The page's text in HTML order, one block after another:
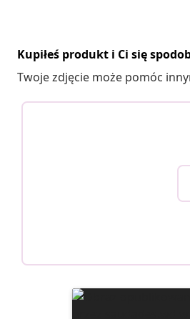
Kupiłeś produkt i Ci się
Twoje zdjęcie może pomóc